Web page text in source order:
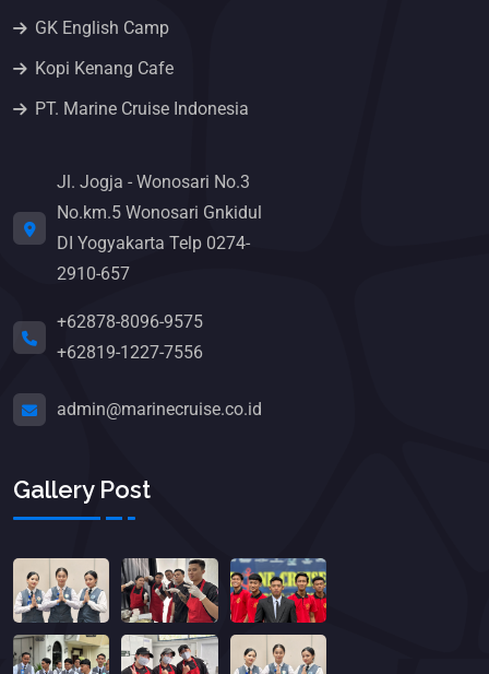
GK English Camp
Kopi Kenang Cafe
PT. Marine Cruise Indonesia
Jl. Jogja - Wonosari No.3
No.km.5 Wonosari Gnkidul
DI Yogyakarta Telp 0274-
2910-657
+62878-8096-9575
+62819-1227-7556
admin@marinecruise.co.id
Gallery Post